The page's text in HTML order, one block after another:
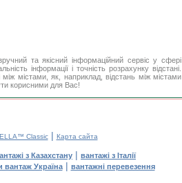
та якісний інформаційний сервіс у сфері
інформації і точність розрахунку відстані.
містами, як, наприклад, відстань між містами
корисними для Вас!
Classic| Карта сайта
з Казахстану | вантажі з Італії
вантаж Україна| вантажні перевезення